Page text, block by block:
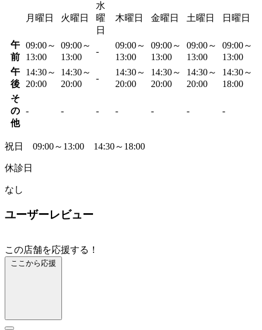
月曜日 火曜日
水
曜
日
木曜日 金曜日 土曜日 日曜日
午
前
09:00～
13:00
09:00～
13:00
-
09:00～
13:00
09:00～
13:00
09:00～
13:00
09:00～
13:00
午
後
14:30～
20:00
14:30～
20:00
-
14:30～
20:00
14:30～
20:00
14:30～
20:00
14:30～
18:00
そ
の
他
- - - - - - -
祝日 09:00～13:00 14:30～18:00
休診日
なし
ユーザーレビュー
この店舗を応援する！
ここから応援